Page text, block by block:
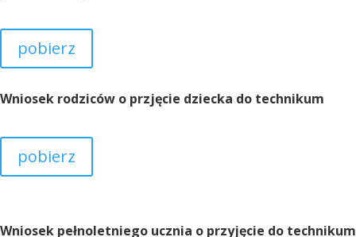
pobierz
Wniosek rodziców o przjęcie dziecka do technikum
pobierz
Wniosek pełnoletniego ucznia o przyjęcie do technikum